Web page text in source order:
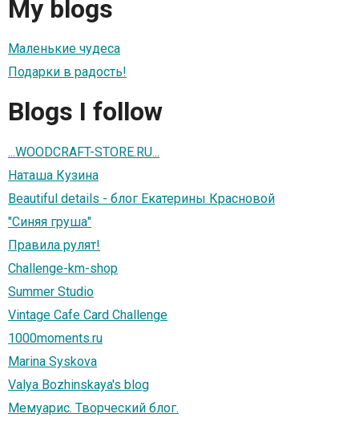
My blogs
Маленькие чудеса
Подарки в радость!
Blogs I follow
...WOODCRAFT-STORE.RU...
Наташа Кузина
Beautiful details - блог Екатерины Красновой
"Синяя груша"
Правила рулят!
Challenge-km-shop
Summer Studio
Vintage Cafe Card Challenge
1000moments.ru
Marina Syskova
Valya Bozhinskaya's blog
Мемуарис. Творческий блог.